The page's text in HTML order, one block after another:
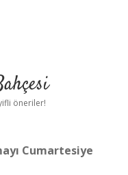
öneriler!
Cumartesiye